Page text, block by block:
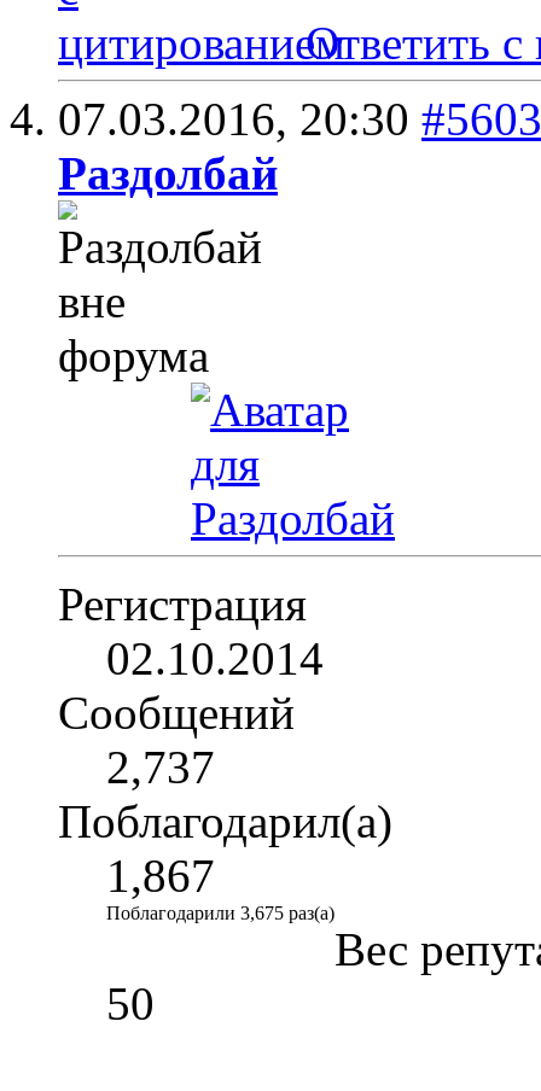
Ответить с
07.03.2016, 20:30 #5603
Раздолбай
Регистрация
02.10.2014
Сообщений
2,737
Поблагодарил(а)
1,867
Поблагодарили 3,675 раз(а)
Вес
50